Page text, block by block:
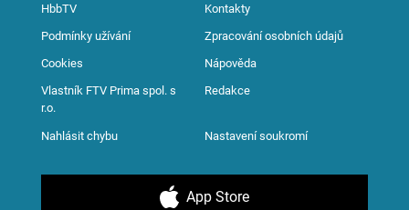
HbbTV Kontakty
Podmínky užívání Zpracování osobních údajů
Cookies Nápověda
Vlastník FTV Prima spol. s
r.o.
Redakce
Nahlásit chybu Nastavení soukromí
App Store